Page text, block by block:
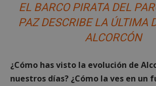
EL BARCO PIRATA DEL
PAZ DESCRIBE LA ÚLTIMA
ALCORCÓN
¿Cómo has visto la evolución de
nuestros días? ¿Cómo la ves en un
PHPSESSID